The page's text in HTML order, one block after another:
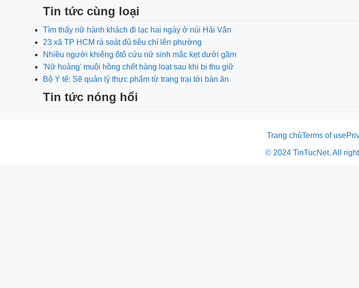
Tin tức cùng loại
Tìm thấy nữ hành khách đi lạc hai ngày ở núi Hải Vân
23 xã TP HCM rà soát đủ tiêu chí lên phường
Nhiều người khiêng ôtô cứu nữ sinh mắc kẹt dưới gầm
'Nữ hoàng' muội hồng chết hàng loạt sau khi bị thu giữ
Bộ Y tế: Sẽ quản lý thực phẩm từ trang trại tới bàn ăn
Tin tức nóng hổi
Trang chủTerms of use
© 2024 TinTucNet. All